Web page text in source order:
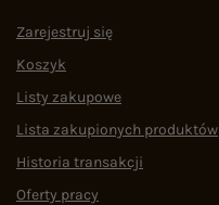
Zarejestruj się
Koszyk
Listy zakupowe
Lista zakupionych produktów
Historia transakcji
Oferty pracy